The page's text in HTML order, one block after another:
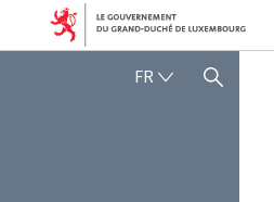
FR FRANÇAIS
AFFICHER / MASQUER